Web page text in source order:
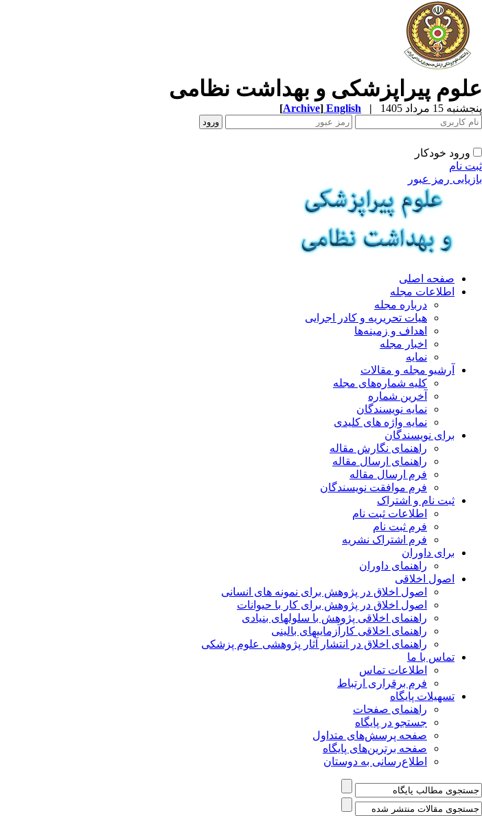
علوم پیراپزشکی و بهداشت نظامی
پنجشنبه 15 مرداد 1405 |
English
[Archive]
ورود خودکار
ثبت نام
بازیابی رمز عبور
صفحه اصلی
اطلاعات مجله
درباره مجله
هیات تحریریه و کادر اجرایی
اهداف و زمینه‌ها
اخبار مجله
نمایه
آرشیو مجله و مقالات
کلیه شماره‌های مجله
آخرین شماره
نمایه نویسندگان
نمایه واژه های کلیدی
برای نویسندگان
راهنمای نگارش مقاله
راهنمای ارسال مقاله
فرم ارسال مقاله
فرم موافقت نویسندگان
ثبت نام و اشتراک
اطلاعات ثبت نام
فرم ثبت نام
فرم اشتراک نشریه
برای داوران
راهنمای داوران
اصول اخلاقی
اصول اخلاق در پژوهش برای نمونه های انسانی
اصول اخلاق در پژوهش برای کار با حیوانات
راهنمای اخلاقی پژوهش با سلولهای بنیادی
راهنمای اخلاقی کارآزماییهای بالینی
راهنمای اخلاق در انتشار آثار پژوهشی علوم پزشکی
تماس با ما
اطلاعات تماس
فرم برقراری ارتباط
تسهیلات پایگاه
راهنمای صفحات
جستجو در پایگاه
صفحه پرسش‌های متداول
صفحه برترین‌های پایگاه
اطلاع‌رسانی به دوستان